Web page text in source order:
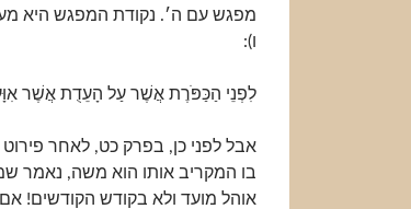
מפגש עם ה׳. נקודת המפגש היא
ו):
לִפְנֵי הַכַּפֹּרֶת אֲשֶׁר עַל הָעֵדֻת אֲשֶׁר
אבל לפני כן, בפרק כט, לאחר
בו המקריב אותו הוא משה, נאמר
אוהל מועד ולא בקודש הקודשים!